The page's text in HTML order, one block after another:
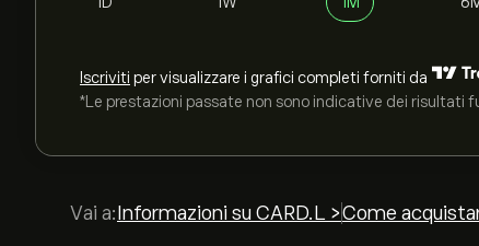
Iscriviti per visualizzare i grafici completi forniti da
*Le prestazioni passate non sono indicative dei risultati
Vai a: Informazioni su CARD.L >Come